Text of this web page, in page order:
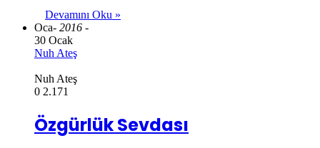
Devamını Oku »
Oca- 2016 -
30 Ocak
Nuh Ateş
Nuh Ateş
0 2.171
Özgürlük Sevdası